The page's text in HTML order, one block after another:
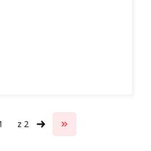
z 2 Przejdź do ostatniej